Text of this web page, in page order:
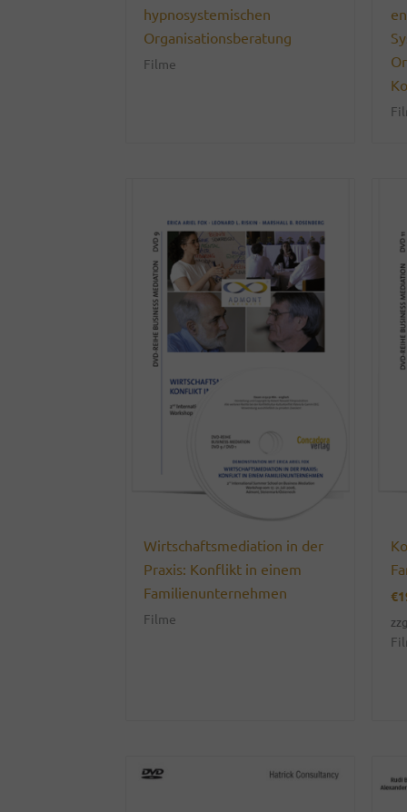
hypnosystemischen
Organisationsberatung
Filme
Wirtschaftsmediation in der
Praxis: Konflikt in einem
Familienunternehmen
Filme
€